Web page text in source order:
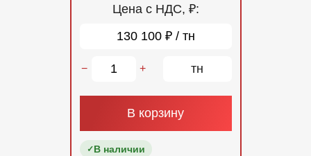
Цена с НДС, ₽:
130 100 ₽ / тн
− + тн
В корзину
В наличии